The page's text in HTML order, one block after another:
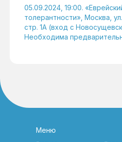
05.09.2024, 19:00.
толерантности», Москва,
стр. 1А (вход с
Необходима
Меню